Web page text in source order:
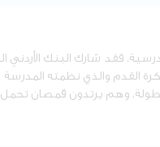
فقد شارك البنك الأردني
لكرة القدم والذي نظمته
وهم يرتدون قمصان